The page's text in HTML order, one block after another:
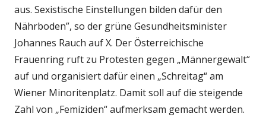
aus. Sexistische Einstellungen bilden dafür den
Nährboden”, so der grüne Gesundheitsminister
Johannes Rauch auf X. Der Österreichische
Frauenring ruft zu Protesten gegen „Männergewalt“
auf und organisiert dafür einen „Schreitag“ am
Wiener Minoritenplatz. Damit soll auf die steigende
Zahl von „Femiziden“ aufmerksam gemacht werden.